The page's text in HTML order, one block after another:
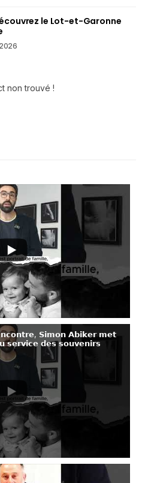
le Lot-et-Garonne
non trouvé !
𝗦𝗶𝗺𝗼𝗻 𝗔𝗯𝗶𝗸𝗲𝗿 𝗺𝗲𝘁
𝘀𝗲𝗿𝘃𝗶𝗰𝗲 𝗱𝗲𝘀 𝘀𝗼𝘂𝘃𝗲𝗻𝗶𝗿𝘀